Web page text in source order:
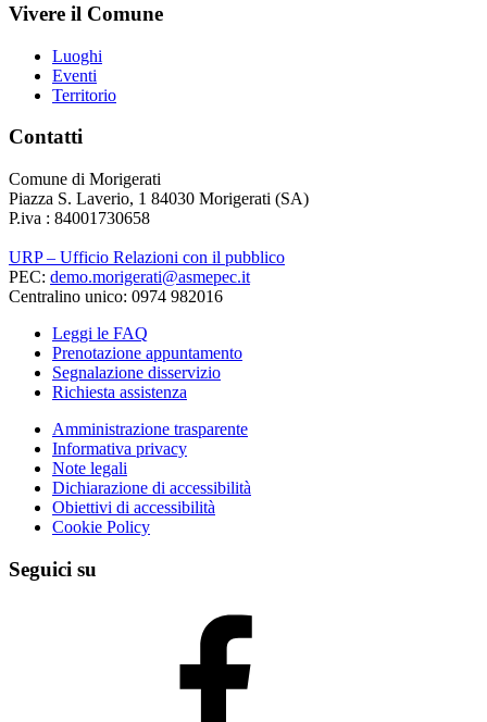
Vivere il Comune
Luoghi
Eventi
Territorio
Contatti
Comune di Morigerati
Piazza S. Laverio, 1 84030 Morigerati (SA)
P.iva : 84001730658
URP – Ufficio Relazioni con il pubblico
PEC: demo.morigerati@asmepec.it
Centralino unico: 0974 982016
Leggi le FAQ
Prenotazione appuntamento
Segnalazione disservizio
Richiesta assistenza
Amministrazione trasparente
Informativa privacy
Note legali
Dichiarazione di accessibilità
Obiettivi di accessibilità
Cookie Policy
Seguici su